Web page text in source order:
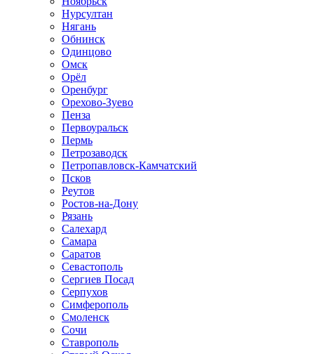
Нурсултан
Нягань
Обнинск
Одинцово
Омск
Орёл
Оренбург
Орехово-Зуево
Пенза
Первоуральск
Пермь
Петрозаводск
Петропавловск-Камчатский
Псков
Реутов
Ростов-на-Дону
Рязань
Салехард
Самара
Саратов
Севастополь
Сергиев Посад
Серпухов
Симферополь
Смоленск
Сочи
Ставрополь